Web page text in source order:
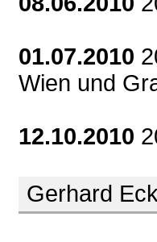
01.07.2010
Wien und
12.10.2010
Gerhard